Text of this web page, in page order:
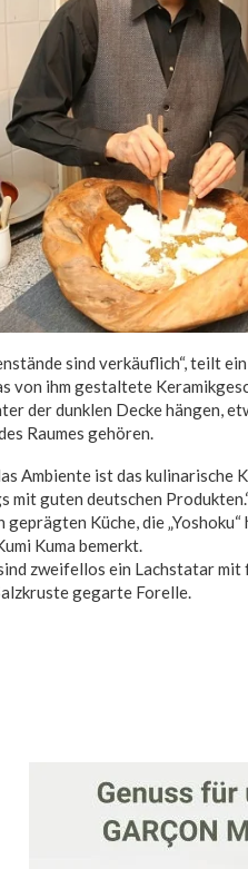
sind verkäuflich“, teilt
von ihm gestaltete
der dunklen Decke hängen,
Raumes gehören.
Ambiente ist das kulinarische
mit guten deutschen
geprägten Küche, die
Kuma bemerkt.
zweifellos ein Lachstatar
gegarte Forelle.